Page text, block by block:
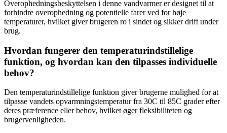
Overophedningsbeskyttelsen i denne vandvarmer er designet til at
forhindre overophedning og potentielle farer ved for høje
temperaturer, hvilket giver brugeren ro i sindet og sikker drift under
brug.
Hvordan fungerer den temperaturindstillelige
funktion, og hvordan kan den tilpasses individuelle
behov?
Den temperaturindstillelige funktion giver brugerne mulighed for at
tilpasse vandets opvarmningstemperatur fra 30C til 85C grader efter
deres præference eller behov, hvilket øger fleksibiliteten og
brugervenligheden.